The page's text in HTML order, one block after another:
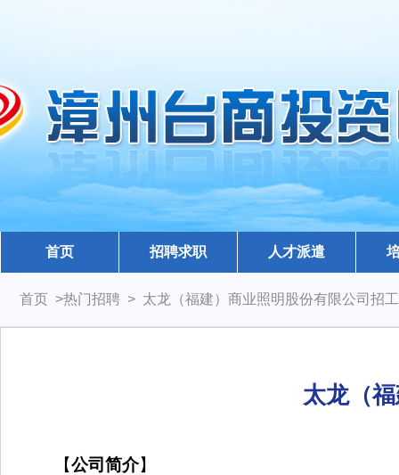
首页 招聘求职 人才派遣
首页 >热门招聘 > 太龙（福建）商业照明股份有限公司招
太龙（
【公司简介】